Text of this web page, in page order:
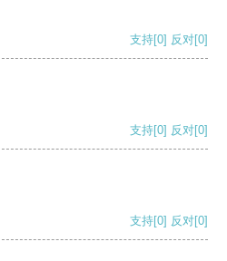
支持[0] 反对[0]
支持[0] 反对[0]
支持[0] 反对[0]